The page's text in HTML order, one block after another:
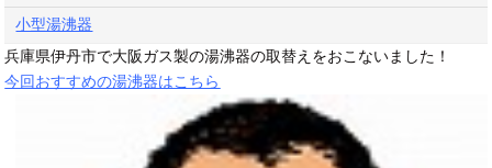
小型湯沸器
兵庫県伊丹市で大阪ガス製の湯沸器の取替えをおこないました！
今回おすすめの湯沸器はこちら